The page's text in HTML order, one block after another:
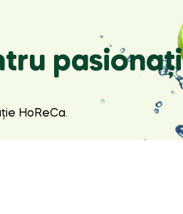
pasionați
HoReCa.